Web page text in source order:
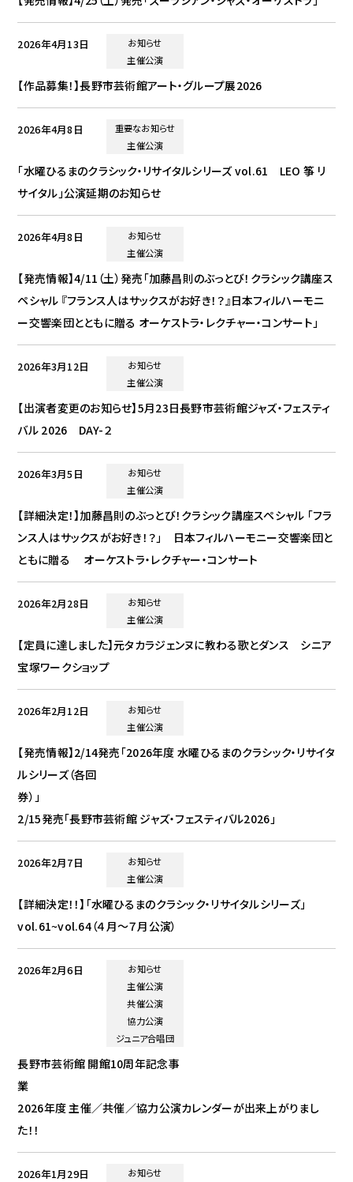
2026年4月13日
お知らせ
主催公演
【作品募集！】長野市芸術館アート・グループ展2026
2026年4月8日
重要なお知らせ
主催公演
「水曜ひるまのクラシック・リサイタルシリーズ vol.61 LEO 筝 リ
サイタル」公演延期のお知らせ
2026年4月8日
お知らせ
主催公演
【発売情報】4/11（土）発売「加藤昌則のぶっとび！クラシック講座ス
ペシャル 『フランス人はサックスがお好き！？』日本フィルハーモニ
ー交響楽団とともに贈る オーケストラ・レクチャー・コンサート」
2026年3月12日
お知らせ
主催公演
【出演者変更のお知らせ】5月23日長野市芸術館ジャズ・フェスティ
バル 2026 DAY-２
2026年3月5日
お知らせ
主催公演
【詳細決定！】加藤昌則のぶっとび！クラシック講座スペシャル 「フラ
ンス人はサックスがお好き！？」 日本フィルハーモニー交響楽団と
ともに贈る オーケストラ・レクチャー・コンサート
2026年2月28日
お知らせ
主催公演
【定員に達しました】元タカラジェンヌに教わる歌とダンス シニア
宝塚ワークショップ
2026年2月12日
お知らせ
主催公演
【発売情報】2/14発売「2026年度 水曜ひるまのクラシック・リサイタ
ルシリーズ（各回
券）
2/15発売「長野市芸術館 ジャズ・フェスティバル2026」
2026年2月7日
お知らせ
主催公演
【詳細決定！！】「水曜ひるまのクラシック・リサイタルシリーズ」
vol.61~vol.64（４月～７月公演）
2026年2月6日
お知らせ
主催公演
共催公演
協力公演
ジュニア合唱団
長野市芸術館 開館10周年記念事
業
2026年度 主催／共催／協力公演カレンダーが出来上がりまし
た！！
2026年1月29日
お知らせ